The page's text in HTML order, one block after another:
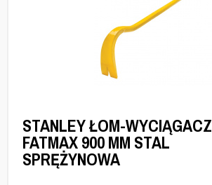
STANLEY ŁOM-WYCIĄGACZ
FATMAX 900 MM STAL
SPRĘŻYNOWA